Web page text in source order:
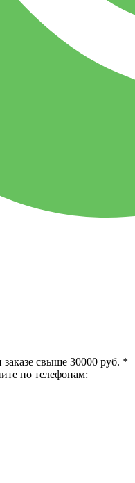
свыше 30000 руб. *
по телефонам: